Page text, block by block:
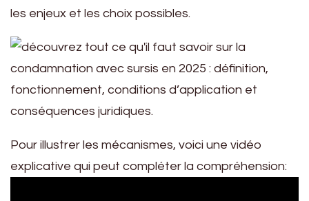
les enjeux et les choix possibles.
Pour illustrer les mécanismes, voici une vidéo
explicative qui peut compléter la compréhension: